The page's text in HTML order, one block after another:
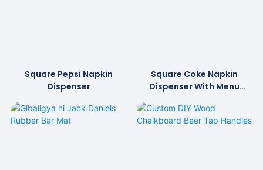
Square Pepsi Napkin
Dispenser
Square Coke Napkin
Dispenser With Menu